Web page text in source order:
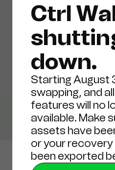
Ctrl
down.
Starting August
swapping, and
features will no
available. Make
assets have
or your recovery
been exported
News
новый
XDEFI.